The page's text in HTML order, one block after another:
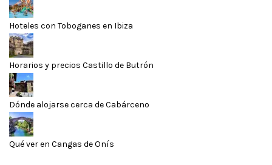
Hoteles con Toboganes en Ibiza
Horarios y precios Castillo de Butrón
Dónde alojarse cerca de Cabárceno
Qué ver en Cangas de Onís